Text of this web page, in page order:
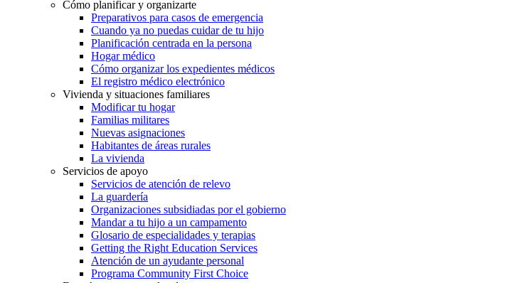
Cómo planificar y organizarte
Preparativos para casos de emergencia
Cuando ya no puedas cuidar de tu hijo
Planificación centrada en la persona
Hogar médico
Cómo organizar los expedientes médicos
El registro médico electrónico
Vivienda y situaciones familiares
Modificar tu hogar
Familias militares
Nuevas asignaciones
Habitantes de áreas rurales
La vivienda
Servicios de apoyo
Servicios de atención de relevo
La guardería
Organizaciones subsidiadas por el gobierno
Mandar a tu hijo a un campamento
Glosario de especialidades y terapias
Getting the Right Education Services
Atención de un ayudante personal
Programa Community First Choice